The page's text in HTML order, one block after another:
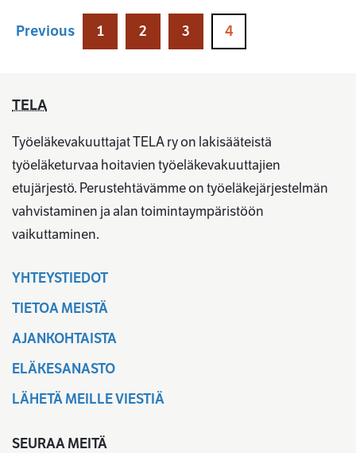
Previous 1 2 3 4
TELA
Työeläkevakuuttajat TELA ry on lakisääteistä
työeläketurvaa hoitavien työeläkevakuuttajien
etujärjestö. Perustehtävämme on työeläkejärjestelmän
vahvistaminen ja alan toimintaympäristöön
vaikuttaminen.
YHTEYSTIEDOT
TIETOA MEISTÄ
AJANKOHTAISTA
ELÄKESANASTO
LÄHETÄ MEILLE VIESTIÄ
SEURAA MEITÄ